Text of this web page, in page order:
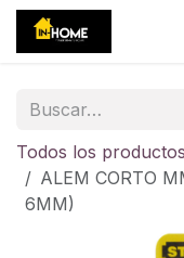
Ir al contenido
Todos los productos
ALEM CORTO
6MM)